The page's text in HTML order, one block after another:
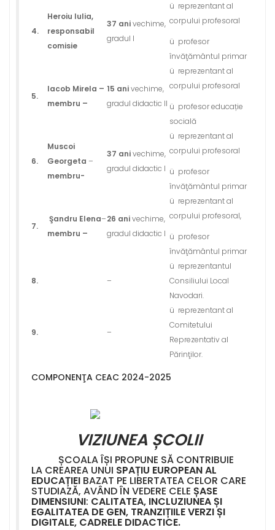
4.
Heroiu Iulia,
responsabil
comisie
37 anivechime,
gradul I
ü reprezentant al
corpului profesoral
ü profesor
învăţământul primar
5.
Iacob Mirela –
membru –
15 anivechime,
gradul didactic II
ü reprezentant al
corpului profesoral
ü profesor educație
socială
6.
Muscoi
Georgeta –
membru-
37 anivechime,
gradul didactic I
ü reprezentant al
corpului profesoral
ü profesor
învăţământul primar
7.
Şandru Elena–
membru –
26 anivechime,
gradul didactic I
ü reprezentant al
corpului profesoral,
ü profesor
învăţământul primar
8. –
ü reprezentantul
Consiliului Local
Navodari.
9. –
ü reprezentant al
Comitetului
Reprezentativ al
Părinţilor.
COMPONENŢA CEAC 2024-2025
VIZIUNEA ȘCOLII
ȘCOALA ÎȘI PROPUNE SĂ CONTRIBUIE
LA CREAREA UNUI SPAȚIU EUROPEAN AL
EDUCAȚIEI BAZAT PE LIBERTATEA CELOR CARE
STUDIAZĂ, AVÂND ÎN VEDERE CELE ȘASE
DIMENSIUNI: CALITATEA, INCLUZIUNEA ȘI
EGALITATEA DE GEN, TRANZIȚIILE VERZI ȘI
DIGITALE, CADRELE DIDACTICE.